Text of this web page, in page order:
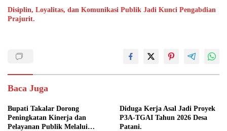
Disiplin, Loyalitas, dan Komunikasi Publik Jadi Kunci Pengabdian
Prajurit.
Baca Juga
Bupati Takalar Dorong
Peningkatan Kinerja dan
Pelayanan Publik Melalui
Diduga Kerja Asal Jadi Proyek
P3A-TGAI Tahun 2026 Desa
Patani.